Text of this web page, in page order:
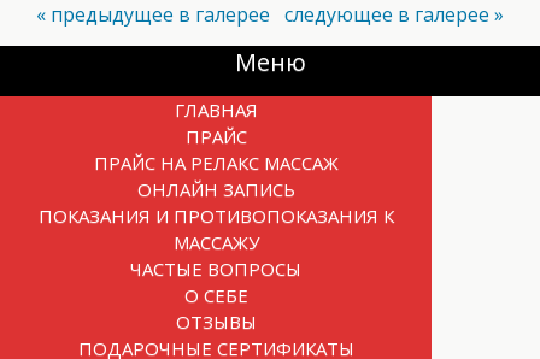
« предыдущее в галерее следующее в галерее »
Меню
ГЛАВНАЯ
ПРАЙС
ПРАЙС НА РЕЛАКС МАССАЖ
ОНЛАЙН ЗАПИСЬ
ПОКАЗАНИЯ И ПРОТИВОПОКАЗАНИЯ К
МАССАЖУ
ЧАСТЫЕ ВОПРОСЫ
О СЕБЕ
ОТЗЫВЫ
ПОДАРОЧНЫЕ СЕРТИФИКАТЫ